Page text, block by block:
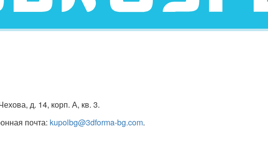
д. 14, корп. А, кв. 3.
почта: kupolbg@3dforma-bg.com.